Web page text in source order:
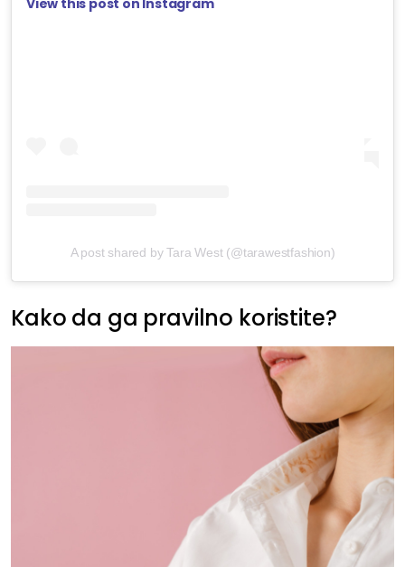
View this post on Instagram
A post shared by Tara West (@tarawestfashion)
Kako da ga pravilno koristite?